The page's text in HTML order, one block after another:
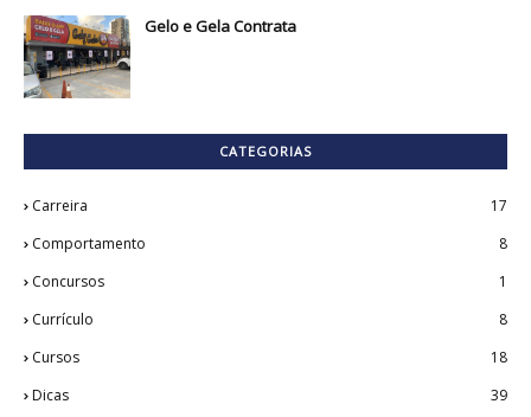
Gelo e Gela Contrata
CATEGORIAS
Carreira
17
Comportamento
8
Concursos
1
Currículo
8
Cursos
18
Dicas
39